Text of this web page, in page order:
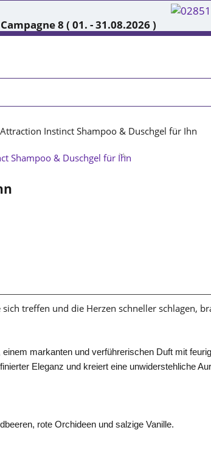
Campagne 8 ( 01. - 31.08.2026 )
Instinct Shampoo & Duschgel für Ihn
treffen und die Herzen schneller schlagen,
markanten und verführerischen Duft mit
Eleganz und kreiert eine unwiderstehliche
rote Orchideen und salzige Vanille.​